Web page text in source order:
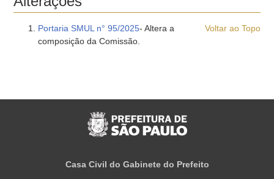
Voltar ao Topo
Portaria SMUL n° 95/2025- Altera a
composição da Comissão.
Casa Civil do Gabinete do Prefeito